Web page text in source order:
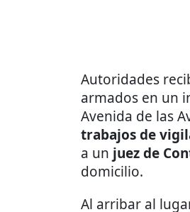
Autoridades
armados en un
Avenida de las
trabajos de
a un juez de
domicilio.
Al arribar al